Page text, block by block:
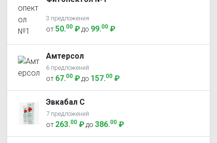
3 предложения
от50.00 ₽ до 99.00 ₽
Амтерсол
6 предложений
от 67.00 ₽ до 157.00 ₽
Эвкабал С
7 предложений
от 263.00 ₽ до 386.00 ₽